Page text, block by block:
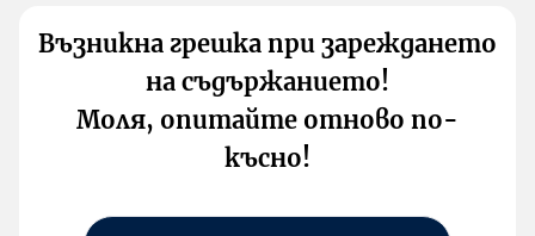
Възникна грешка при зареждането
на съдържанието!
Моля, опитайте отново по-
късно!